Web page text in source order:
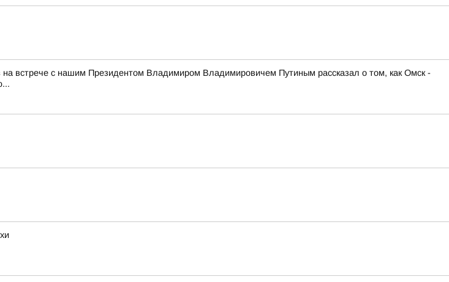
встрече с нашим Президентом Владимиром Владимировичем Путиным рассказал о том, как Омск -